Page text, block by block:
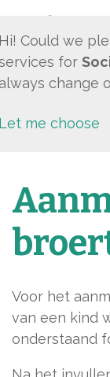
Voor het
van een kind
onderstaand
Could we
for
change
me choose